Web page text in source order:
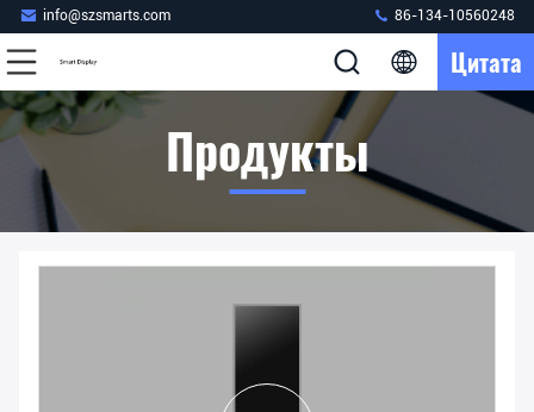
info@szsmarts.com 86-134-10560248
Цитата
Продукты